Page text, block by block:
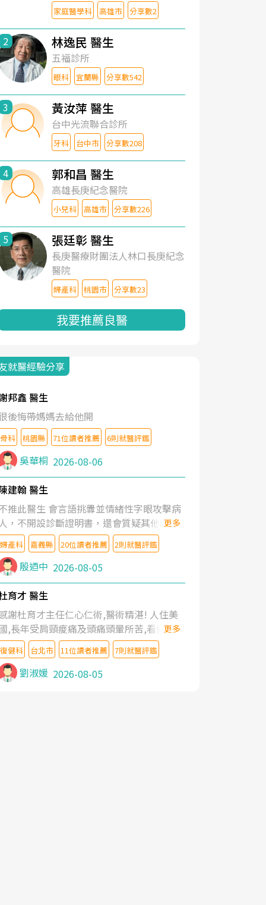
家庭醫學科 高雄市 分享數2
2 林逸民 醫生
五福診所
眼科 宜蘭縣 分享數542
3 黃汝萍 醫生
台中光流聯合診所
牙科 台中市 分享數208
4 郭和昌 醫生
高雄長庚紀念醫院
小兒科 高雄市 分享數226
5 張廷彰 醫生
長庚醫療財團法人林口長庚紀念
醫院
婦產科 桃園市 分享數23
我要推薦良醫
就醫經驗分享
邦鑫 醫生
後悔帶媽媽去給他開
骨科 桃園縣 71位讀者推薦 6則就醫評鑑
吳華桐 2026-08-06
建翰 醫生
推此醫生 會言語挑釁並情緒性字眼攻擊病
，不開設診斷證明書，還會質疑其他醫生
判斷！
更多
婦產科 嘉義縣 20位讀者推薦 2則就醫評鑑
殷迺中 2026-08-05
育才 醫生
謝杜育才主任仁心仁術,醫術精湛! 人住美
,長年受肩頸痠痛及頭痛頭暈所苦,看遍名醫
授,做了各種檢查,也嘗試過西醫打針,中醫
灸及物理徒手治療都沒有用,後來連吃到嗎
類止痛藥都效果有限,只是壓症狀,沒多久就
起來,多年失眠嚴重影響生活品質. 台灣親
更多
復健科 台北市 11位讀者推薦 7則就醫評鑑
劉淑媛 2026-08-05